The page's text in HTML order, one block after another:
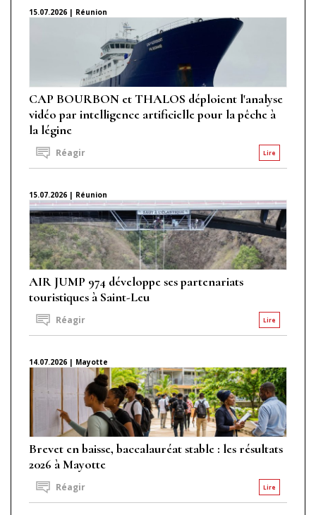
15.07.2026 | Réunion
CAP BOURBON et THALOS déploient l'analyse
vidéo par intelligence artificielle pour la pêche à
la légine
Lire
Réagir
15.07.2026 | Réunion
AIR JUMP 974 développe ses partenariats
touristiques à Saint-Leu
Lire
Réagir
14.07.2026 | Mayotte
Brevet en baisse, baccalauréat stable : les résultats
2026 à Mayotte
Lire
Réagir